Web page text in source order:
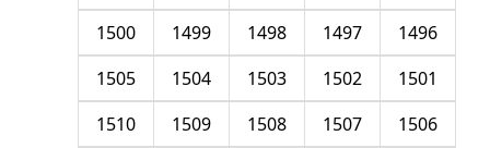
1496
1497
1498
1499
1500
1501
1502
1503
1504
1505
1506
1507
1508
1509
1510